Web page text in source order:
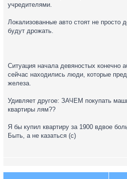
учредителями.
Локализованные авто стоят не
будут дрожать.
Ситуация начала девяностых конечно
сейчас находились люди, которые
железа.
Удивляет другое: ЗАЧЕМ покупать
квартиры лям??
Я бы купил квартиру за 1900 вдвое
Быть, а не казаться (с)